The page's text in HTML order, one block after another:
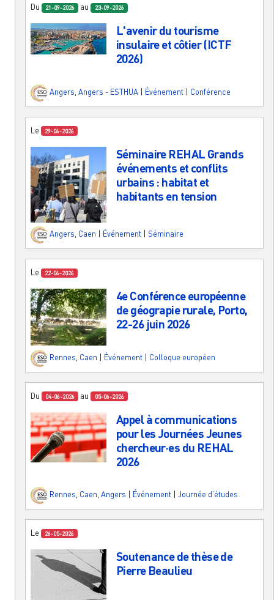
Du 21-09-2026 au 23-09-2026
L'avenir du tourisme
insulaire et côtier (ICTF
2026)
Angers Angers - ESTHUA Événement Conférence
Le 29-06-2026
Séminaire REHAL Grands
événements et conflits
urbains : habitat et
habitants en tension
Angers, Caen Événement Séminaire
Le 22-06-2026
4e Conférence européenne
de géograpie rurale, Porto,
22-26 juin 2026
Rennes Caen Événement Colloque européen
Du 04-06-2026 au 05-06-2026
Appel à communications
pour les Journées Jeunes
chercheur·es du REHAL
2026
Rennes Caen Angers Événement Journée d'études
Le 26-05-2026
Soutenance de thèse de
Pierre Beaulieu